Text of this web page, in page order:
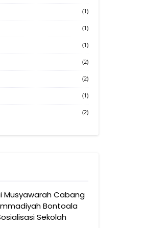
(1)
(1)
(1)
(2)
(2)
(1)
(2)
Musyawarah Cabang
Bontoala
Sekolah